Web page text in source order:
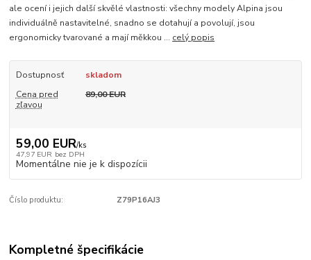
ale ocení i jejich další skvělé vlastnosti: všechny modely Alpina jsou
individuálně nastavitelné, snadno se dotahují a povolují, jsou
ergonomicky tvarované a mají měkkou ... celý popis
Dostupnosť
skladom
Cena pred
zľavou
89,00 EUR
59,00 EUR/ks
47,97 EUR bez DPH
Momentálne nie je k dispozícii
Číslo produktu: Z79P16AJ3
Kompletné špecifikácie